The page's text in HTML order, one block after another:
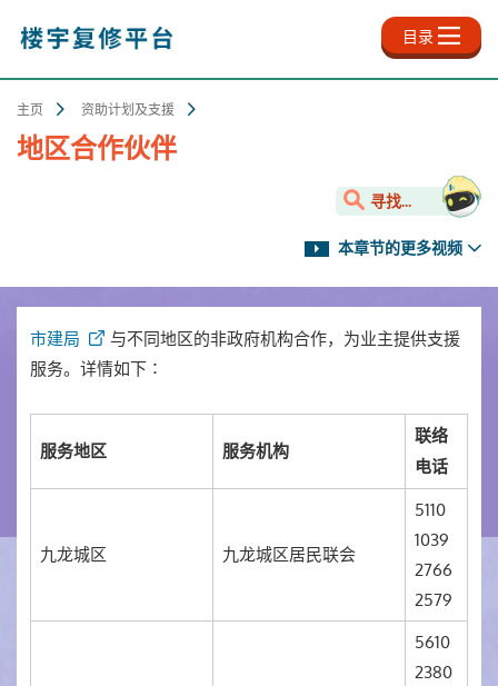
内
目录
主页 资助计划及支援
地区合作伙伴
寻找...
本章节的更多视频
市建局
与不同地区的非政府机构合作，为业主提供支援
服务。详情如下∶
服务地区 服务机构
联络
电话
九龙城区 九龙城区居民联会
5110
1039
2766
2579
5610
2380